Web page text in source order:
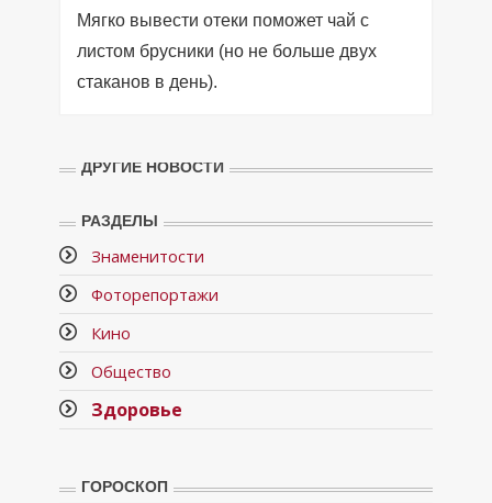
Мягко вывести отеки поможет чай с
листом брусники (но не больше двух
стаканов в день).
ДРУГИЕ НОВОСТИ
РАЗДЕЛЫ
Знаменитости
Фоторепортажи
Кино
Общество
Здоровье
ГОРОСКОП